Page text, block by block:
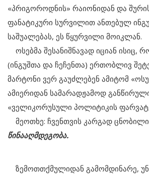
«პრიგოროდნის» რაიონიდან და
ფანატიკური სურვილით ანთებულ
საშუალებას, ეს წყურვილი მოიკლან.
ოსებმა შესანიშნავად იციან ისიც,
(ინგუშთა და ჩეჩენთა) ერთობლივ
მარტონი ვერ გაუძლებენ ამიტომ
ამიერიდან სამარადჟამოდ
«ველიკორუსული პოლიტიკის
მეოთხე: ჩვენთვის კარგად ცნობილი
წინააღმდეგობა.
ზემოთთქმულიდან გამომდინარე,